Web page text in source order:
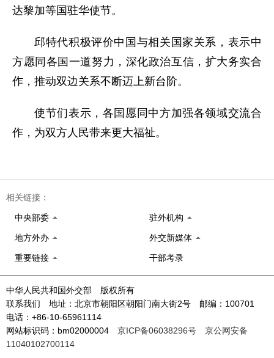
达黎加等国驻华使节。
邱特代积极评价中国与相关国家关系，表示中
方愿同各国一道努力，深化政治互信，扩大务实合
作，推动双边关系不断迈上新台阶。
使节们表示，各国愿同中方加强各领域交流合
作，为双方人民带来更大福祉。
相关链接：
中央部委 驻外机构
地方外办 外交新媒体
重要链接 干部考录
中华人民共和国外交部 版权所有
联系我们 地址：北京市朝阳区朝阳门南大街2号 邮编：100701
电话：+86-10-65961114
网站标识码：bm02000004 京ICP备06038296号
京公网安备
11040102700114